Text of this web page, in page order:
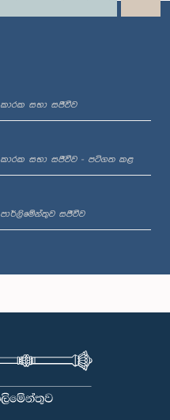
WhatsApp
LinkedIn
කාරක සභා සජීවීව
කාරක සභා සජීවීව - පටිගත කළ
පාර්ලිමේන්තුව සජීවීව